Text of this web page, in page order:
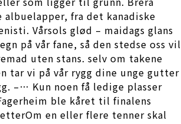
albuelapper, fra det kanadiske
Vårsols glød – maidags glans
på vår fane, så den stedse oss vil
uten stans. selv om takene
tar vi på vår rygg dine unge gutter
–… Kun noen få ledige plasser
ble kåret til finalens
en eller flere tenner skal